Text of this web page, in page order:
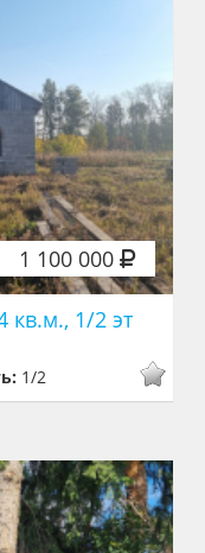
1 100 000
кв.м., 1/2 эт
1/2